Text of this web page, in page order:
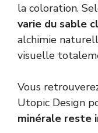
la coloration.
varie du sable
alchimie
visuelle
Vous
Utopic Design
minérale reste